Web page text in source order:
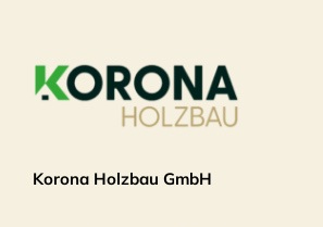
Korona Holzbau GmbH